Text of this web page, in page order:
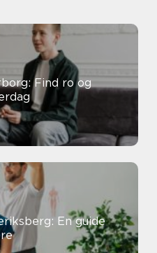
Find ro og
En guide